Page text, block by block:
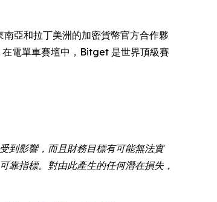
南亞和拉丁美洲的加密貨幣官方合作夥
電單車賽壇中，Bitget 是世界頂級賽
到影響，而且財務目標有可能無法實
靠指標。對由此產生的任何潛在損失，